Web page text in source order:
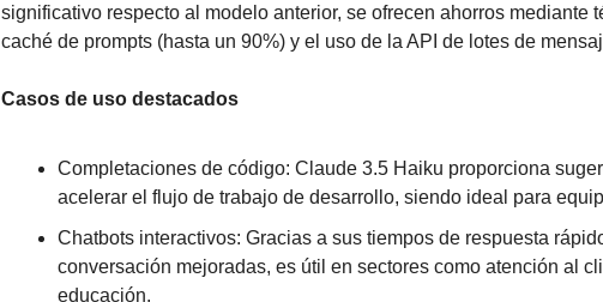
significativo respecto al modelo anterior, se ofrecen ahorros mediante
caché de prompts (hasta un 90%) y el uso de la API de lotes de
Casos de uso destacados
Completaciones de código: Claude 3.5 Haiku proporciona
acelerar el flujo de trabajo de desarrollo, siendo ideal para
Chatbots interactivos: Gracias a sus tiempos de respuesta
conversación mejoradas, es útil en sectores como atención al
educación.